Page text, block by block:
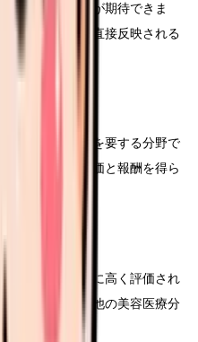
より高い給与が期待できま
度が、給与に直接反映される
美容医療技術を要する分野で
、特に高い評価と報酬を得ら
専門性が非常に高く評価され
要するため、他の美容医療分
にあります。